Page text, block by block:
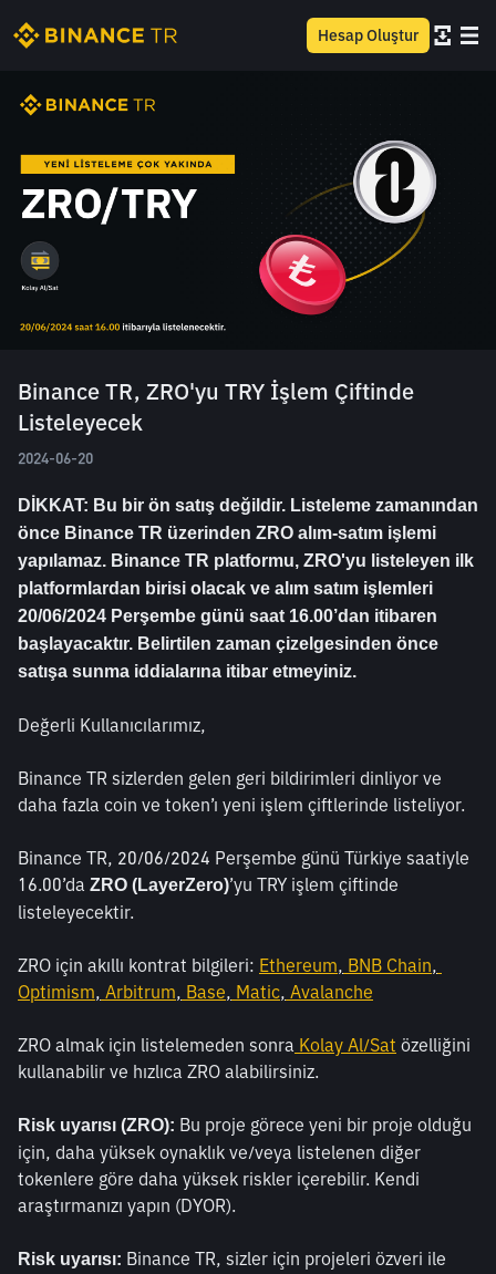
Hesap Oluştur
Binance TR, ZRO'yu TRY İşlem Çiftinde
Listeleyecek
2024-06-20
DİKKAT: Bu bir ön satış değildir. Listeleme zamanından
önce Binance TR üzerinden ZRO alım-satım işlemi
yapılamaz. Binance TR platformu, ZRO'yu listeleyen ilk
platformlardan birisi olacak ve alım satım işlemleri
20/06/2024 Perşembe günü saat 16.00’dan itibaren
başlayacaktır. Belirtilen zaman çizelgesinden önce
satışa sunma iddialarına itibar etmeyiniz.
Değerli Kullanıcılarımız,
Binance TR sizlerden gelen geri bildirimleri dinliyor ve
daha fazla coin ve token’ı yeni işlem çiftlerinde listeliyor.
Binance TR, 20/06/2024 Perşembe günü Türkiye saatiyle
16.00’da ZRO (LayerZero)’yu TRY işlem çiftinde
listeleyecektir.
ZRO için akıllı kontrat bilgileri: Ethereum, BNB Chain,
Optimism, Arbitrum, Base, Matic, Avalanche
ZRO almak için listelemeden sonra Kolay Al/Sat özelliğini
kullanabilir ve hızlıca ZRO alabilirsiniz.
Risk uyarısı (ZRO): Bu proje görece yeni bir proje olduğu
için, daha yüksek oynaklık ve/veya listelenen diğer
tokenlere göre daha yüksek riskler içerebilir. Kendi
araştırmanızı yapın (DYOR).
Risk uyarısı: Binance TR, sizler için projeleri özveri ile